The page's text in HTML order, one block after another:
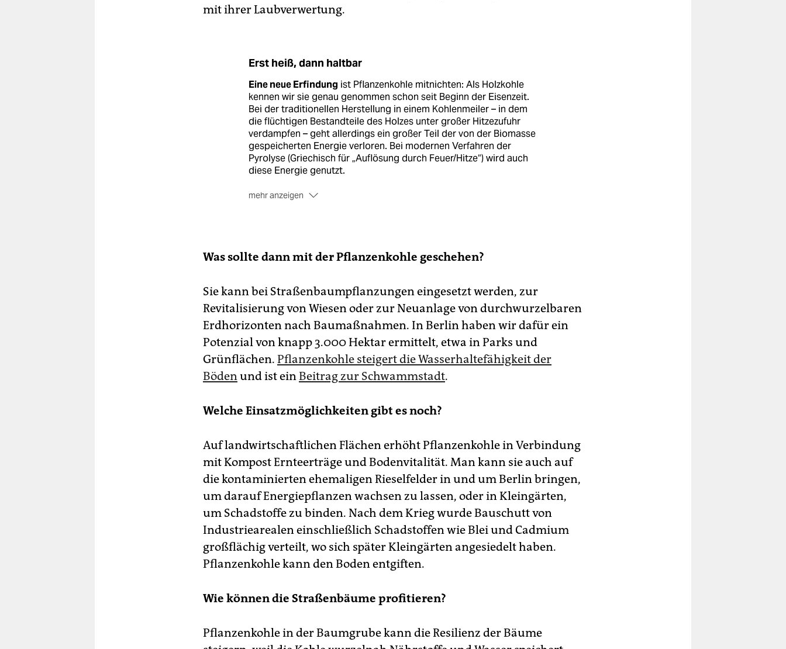
mit ihrer Laubverwertung.
Erst heiß, dann haltbar
Eine neue Erfindung ist Pflanzenkohle mitnichten: Als Holzkohle
kennen wir sie genau genommen schon seit Beginn der Eisenzeit.
Bei der traditionellen Herstellung in einem Kohlenmeiler – in dem
die flüchtigen Bestandteile des Holzes unter großer Hitzezufuhr
verdampfen – geht allerdings ein großer Teil der von der Biomasse
gespeicherten Energie verloren. Bei modernen Verfahren der
Pyrolyse (Griechisch für „Auflösung durch Feuer/Hitze“) wird auch
diese Energie genutzt.
mehr anzeigen
Erdreich beigemischt wird, wo sie den Kohlenstoff, den die
Pflanzen aus der Luft gezogen haben, für lange Zeiträume
von indigenen Völkern im Amazonasregenwald entwickelte „Terra
Preta“ – für die neben der Pflanzenkohle auch Fäkalien oder Asche
mit Humus vermengt werden.
Was sollte dann mit der Pflanzenkohle geschehen?
Sie kann bei Straßenbaumpflanzungen eingesetzt werden, zur
Revitalisierung von Wiesen oder zur Neuanlage von durchwurzelbaren
Erdhorizonten nach Baumaßnahmen. In Berlin haben wir dafür ein
Potenzial von knapp 3.000 Hektar ermittelt, etwa in Parks und
Grünflächen. Pflanzenkohle steigert die Wasserhaltefähigkeit der
Böden und ist ein Beitrag zur Schwammstadt.
Welche Einsatzmöglichkeiten gibt es noch?
Auf landwirtschaftlichen Flächen erhöht Pflanzenkohle in Verbindung
mit Kompost Ernteerträge und Bodenvitalität. Man kann sie auch auf
die kontaminierten ehemaligen Rieselfelder in und um Berlin bringen,
um darauf Energiepflanzen wachsen zu lassen, oder in Kleingärten,
um Schadstoffe zu binden. Nach dem Krieg wurde Bauschutt von
Industriearealen einschließlich Schadstoffen wie Blei und Cadmium
großflächig verteilt, wo sich später Kleingärten angesiedelt haben.
Pflanzenkohle kann den Boden entgiften.
Wie können die Straßenbäume profitieren?
Pflanzenkohle in der Baumgrube kann die Resilienz der Bäume